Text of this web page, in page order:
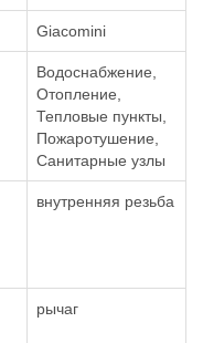
Giacomini
Водоснабжение,
Отопление,
Тепловые пункты,
Пожаротушение,
Санитарные узлы
внутренняя резьба
рычаг